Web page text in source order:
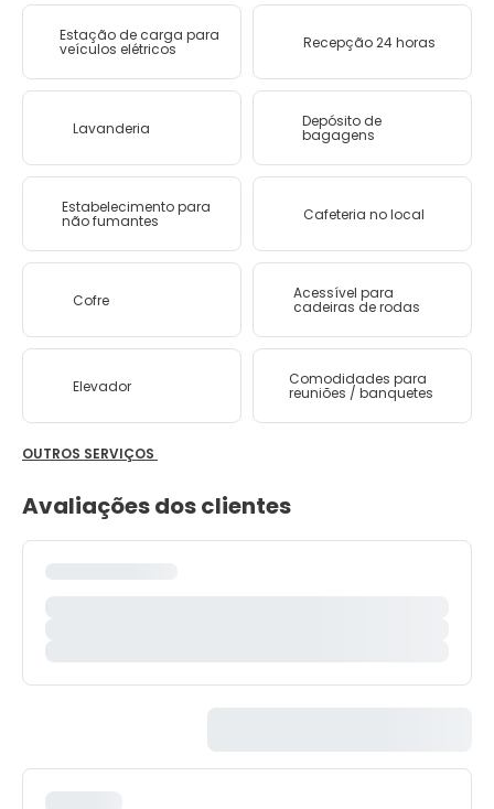
Estação de carga para
veículos elétricos Recepção 24 horas
Lavanderia Depósito de
bagagens
Estabelecimento para
não fumantes Cafeteria no local
Cofre Acessível para
cadeiras de rodas
Elevador Comodidades para
reuniões / banquetes
OUTROS SERVIÇOS
Avaliações dos clientes